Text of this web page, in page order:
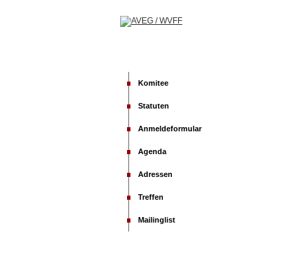
Komitee
Statuten
Anmeldeformular
Agenda
Adressen
Treffen
Mailinglist